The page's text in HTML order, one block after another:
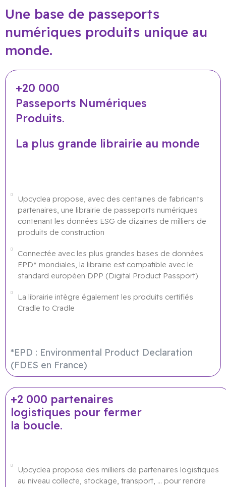
Une base de passeports
numériques produits unique au
monde.
+20 000
Passeports Numériques
Produits.
La plus grande librairie au monde
Upcyclea propose, avec des centaines de fabricants
partenaires, une librairie de passeports numériques
contenant les données ESG de dizaines de milliers de
produits de construction
Connectée avec les plus grandes bases de données
EPD* mondiales, la librairie est compatible avec le
standard européen DPP (Digital Product Passport)
La librairie intègre également les produits certifiés
Cradle to Cradle
*EPD : Environmental Product Declaration
(FDES en France)
+2 000 partenaires
logistiques pour fermer
la boucle.
Upcyclea propose des milliers de partenaires logistiques
au niveau collecte, stockage, transport, … pour rendre